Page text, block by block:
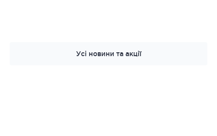
Усі новини та акції